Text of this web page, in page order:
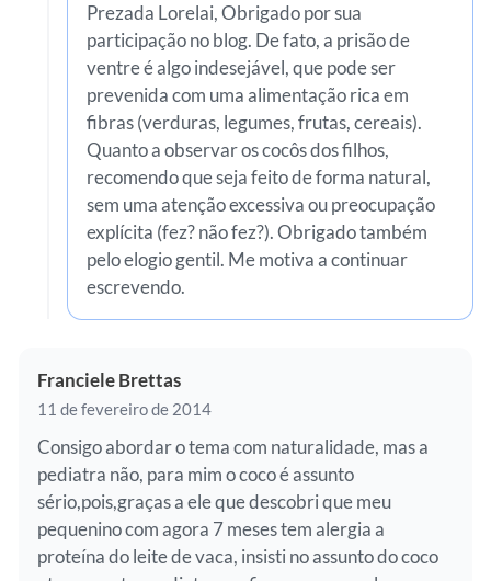
Prezada Lorelai, Obrigado por sua
participação no blog. De fato, a prisão de
ventre é algo indesejável, que pode ser
prevenida com uma alimentação rica em
fibras (verduras, legumes, frutas, cereais).
Quanto a observar os cocôs dos filhos,
recomendo que seja feito de forma natural,
sem uma atenção excessiva ou preocupação
explícita (fez? não fez?). Obrigado também
pelo elogio gentil. Me motiva a continuar
escrevendo.
Franciele Brettas
11 de fevereiro de 2014
Consigo abordar o tema com naturalidade, mas a
pediatra não, para mim o coco é assunto
sério,pois,graças a ele que descobri que meu
pequenino com agora 7 meses tem alergia a
proteína do leite de vaca, insisti no assunto do coco